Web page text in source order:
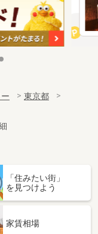
東京都
「住みたい街」
を見つけよう
家賃相場